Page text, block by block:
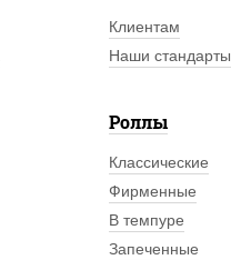
Клиентам
Наши стандарты
Роллы
Классические
Фирменные
В темпуре
Запеченные